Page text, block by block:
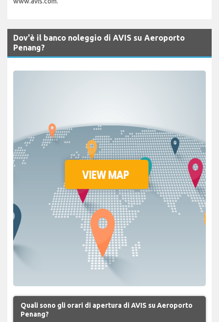
Dov'è il banco noleggio di AVIS su Aeroporto
Penang?
Quali sono gli orari di apertura di AVIS su Aeroporto
Penang?